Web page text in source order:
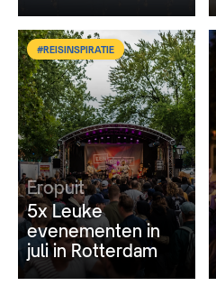
#REISINSPIRATIE
Eropuit
5x Leuke
evenementen in
juli in Rotterdam